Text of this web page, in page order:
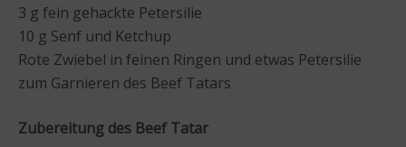
3 g fein gehackte Petersilie
10 g Senf und Ketchup
Rote Zwiebel in feinen Ringen und etwas Petersilie
zum Garnieren des Beef Tatars
Zubereitung des Beef Tatar